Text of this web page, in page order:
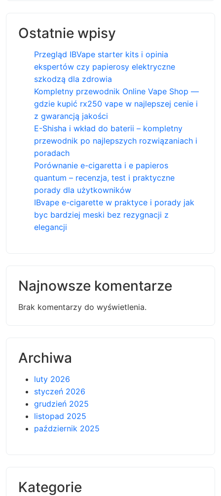
Ostatnie wpisy
Przegląd IBVape starter kits i opinia
ekspertów czy papierosy elektryczne
szkodzą dla zdrowia
Kompletny przewodnik Online Vape Shop —
gdzie kupić rx250 vape w najlepszej cenie i
z gwarancją jakości
E-Shisha i wkład do baterii – kompletny
przewodnik po najlepszych rozwiązaniach i
poradach
Porównanie e-cigaretta i e papieros
quantum – recenzja, test i praktyczne
porady dla użytkowników
IBvape e-cigarette w praktyce i porady jak
byc bardziej meski bez rezygnacji z
elegancji
Najnowsze komentarze
Brak komentarzy do wyświetlenia.
Archiwa
luty 2026
styczeń 2026
grudzień 2025
listopad 2025
październik 2025
Kategorie